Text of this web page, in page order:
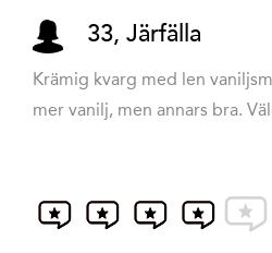
33, Järfälla
Krämig kvarg med len
mer vanilj, men annars bra.